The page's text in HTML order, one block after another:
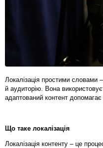
Локалізація простими словами
й аудиторію. Вона
адаптований контент
Що таке локалізація
Локалізація контенту – це